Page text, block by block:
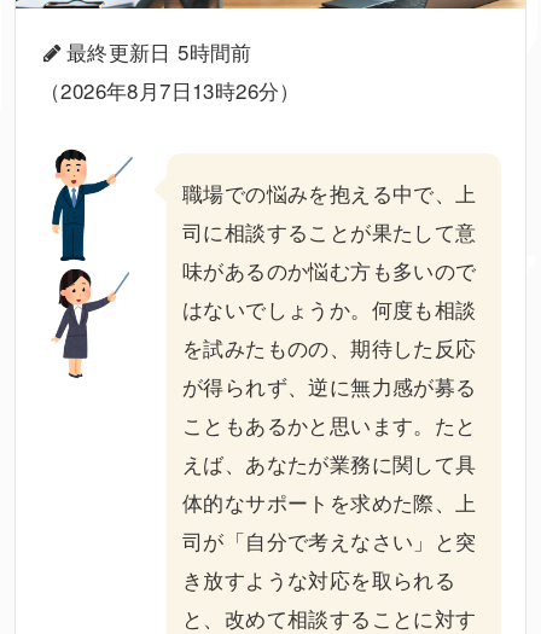
最終更新日 5時間前
（2026年8月7日13時26分）
職場での悩みを抱える中で、
上
司に相談することが果たして意
味があるのか悩む方も多いので
はないでしょうか。何度も相談
を試みたものの、期待した反応
が得られず、逆に無力感が募る
こともあるかと思います。たと
えば、あなたが業務に関して具
体的なサポートを求めた際、上
司が「自分で考えなさい」と突
き放すような対応を取られる
と、改めて相談することに対す